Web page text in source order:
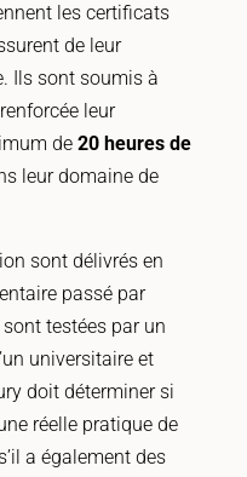
les certificats
de leur
Ils sont soumis à
leur
de20 heures de
leur domaine de
sont délivrés en
passé par
testées par un
universitaire et
doit déterminer si
réelle pratique de
a également des